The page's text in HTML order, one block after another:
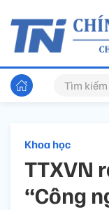
Khoa học
TTXVN
“Công